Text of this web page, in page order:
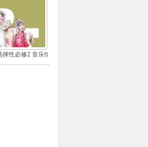
性必修2 音乐情
境表演